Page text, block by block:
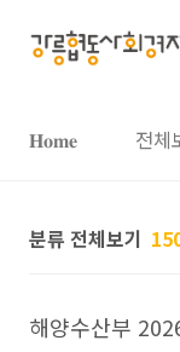
𝐇𝐨𝐦𝐞 전체
분류 전체보기
해양수산부